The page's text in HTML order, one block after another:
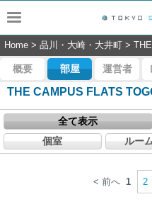
Home > 品川・大崎・大井町 >
概要 部屋 運営者
THE CAMPUS FLATS
全て表示
個室
ルー
< 前へ 1 2